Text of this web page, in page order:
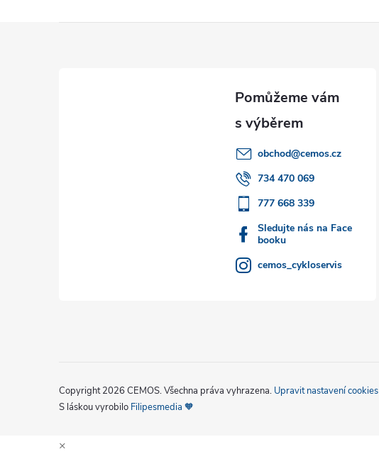
obchod@cemos.cz
734 470 069
777 668 339
Sledujte nás na Face
booku
cemos_cykloservis
Copyright 2026 CEMOS. Všechna práva vyhrazena. Upravit nastavení cookies
S láskou vyrobilo Filipesmedia 🧡
×